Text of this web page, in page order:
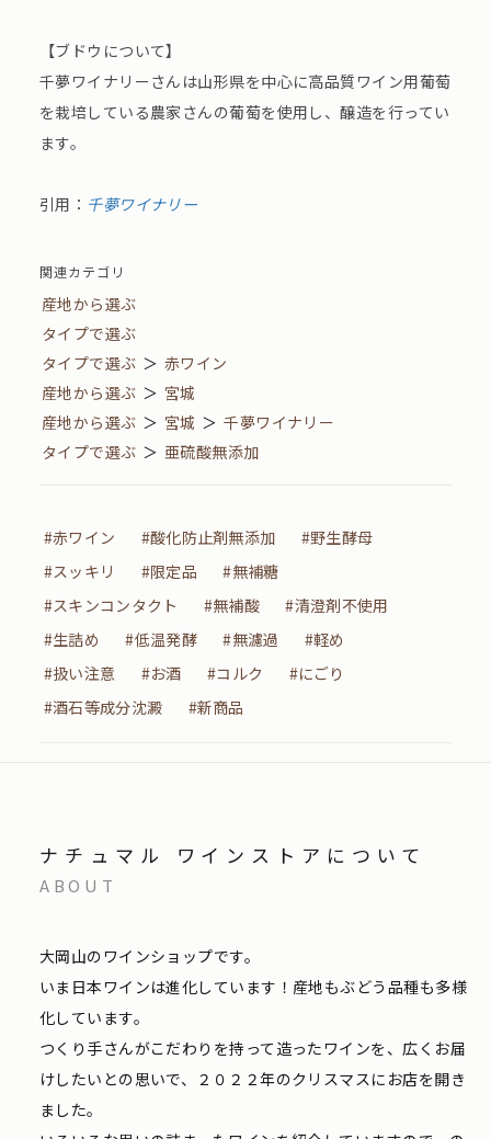
【ブドウについて】
千夢ワイナリーさんは山形県を中心に高品質ワイン用葡萄
を栽培している農家さんの葡萄を使用し、醸造を行ってい
ます。
引用： 千夢ワイナリー
関連カテゴリ
産地から選ぶ
タイプで選ぶ
タイプで選ぶ ＞ 赤ワイン
産地から選ぶ ＞ 宮城
産地から選ぶ ＞ 宮城 ＞ 千夢ワイナリー
タイプで選ぶ ＞ 亜硫酸無添加
#赤ワイン #酸化防止剤無添加
#野生酵母
#スッキリ
#限定品
#無補糖
#スキンコンタクト
#無補酸
#清澄剤不使用
#生詰め
#低温発酵 #無濾過
#軽め
#扱い注意
#お酒 #コルク
#にごり
#酒石等成分沈澱
#新商品
ナチュマル ワインストアについて
ABOUT
大岡山のワインショップです。
いま日本ワインは進化しています！産地もぶどう品種も多様
化しています。
つくり手さんがこだわりを持って造ったワインを、広くお届
けしたいとの思いで、２０２２年のクリスマスにお店を開き
ました。